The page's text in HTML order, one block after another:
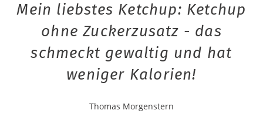
Mein liebstes Ketchup: Ketchup
ohne Zuckerzusatz - das
schmeckt gewaltig und hat
weniger Kalorien!
Thomas Morgenstern